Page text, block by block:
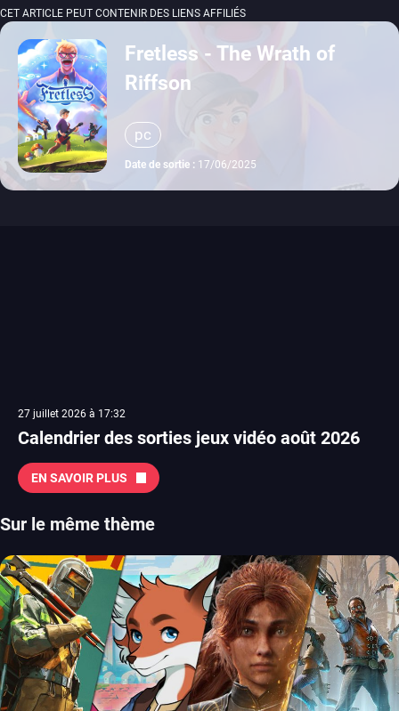
CET ARTICLE PEUT CONTENIR DES LIENS AFFILIÉS
Fretless - The Wrath of
Riffson
pc
Date de sortie : 17/06/2025
27 juillet 2026 à 17:32
Calendrier des sorties jeux vidéo août 2026
EN SAVOIR PLUS
Sur le même thème